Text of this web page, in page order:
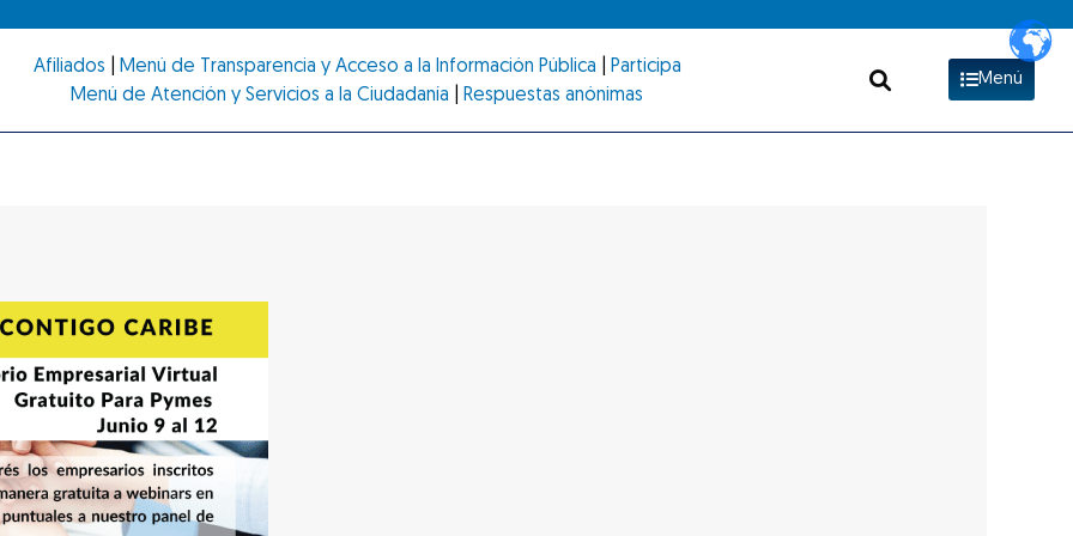
Afiliados Menú de Transparencia y Acceso a la Información Pública
Participa
Menú de Atención y Servicios a la Ciudadanía
Respuestas anónimas
Menú